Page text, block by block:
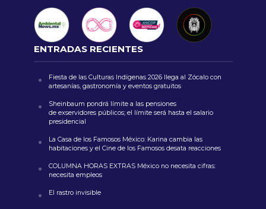
ENTRADAS RECIENTES
Fiesta de las Culturas Indígenas 2026 llega al Zócalo con
artesanías, gastronomía y eventos gratuitos
Sheinbaum pondrá límite a las pensiones
de exservidores públicos; el límite será hasta el salario
presidencial
La Casa de los Famosos México: Karina cambia las
habitaciones y el Cine de los Famosos desata reacciones
COLUMNA HORAS EXTRAS México no necesita cifras:
necesita empleos
El rastro invisible